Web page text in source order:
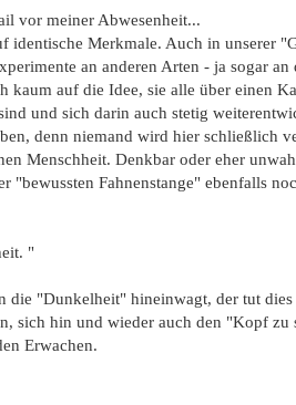
vor meiner Abwesenheit...
Merkmale. Auch in unserer
an anderen Arten - ja sogar
auf die Idee, sie alle über einen
und sich darin auch stetig
denn niemand wird hier schließlich
Menschheit. Denkbar oder eher
Fahnenstange" ebenfalls
"
die "Dunkelheit" hineinwagt, der tut
sich hin und wieder auch den "Kopf zu
Erwachen.